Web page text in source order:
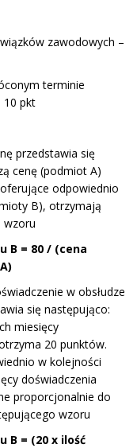
zawodowych –
terminie
10 pkt
przedstawia się
cenę (podmiot A)
odpowiednio
B), otrzymają
wzoru
B = 80 / (cena
w obsłudze
się następująco:
miesięcy
20 punktów.
w kolejności
doświadczenia
proporcjonalnie do
wzoru
B = (20 x ilość